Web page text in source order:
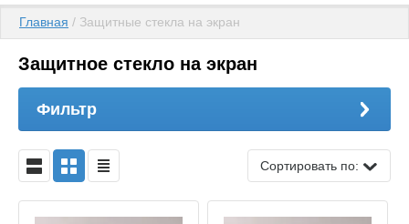
Главная / Защитные стекла на экран
Защитное стекло на экран
Фильтр
Сортировать по: